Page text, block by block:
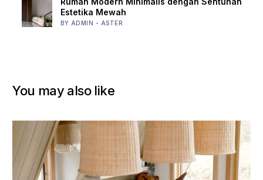
Estetika Mewah
BY ADMIN - ASTER
You may also like